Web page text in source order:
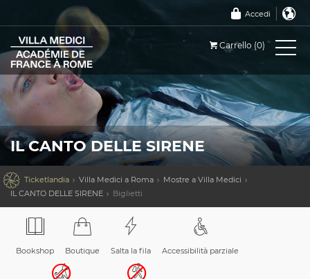
Accedi
Carrello (0)
IL CANTO DELLE SIRENE
 Ticketlandia Villa Medici a Roma
Mostre a Villa Medici
IL CANTO DELLE SIRENE
Biglietti
Bookshop Boutique Salta la fila Accessibilità parziale